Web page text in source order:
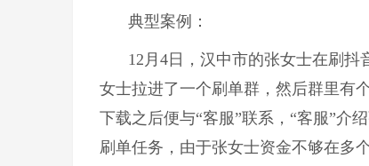
典型案例：
12月4日，汉中市的张女士在刷
女士拉进了一个刷单群，然后群里有
下载之后便与“客服”联系，“客服”介
刷单任务，由于张女士资金不够在多